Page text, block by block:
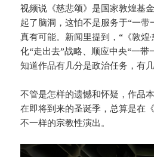
视频说《慈悲颂》是国家敦煌基
起了脑洞，这怕不是服务于“一
真有可能。新闻里提到，“《敦煌
化“走出去”战略、顺应中央“一
知道作品有几分是政治任务，有
不管是怎样的遗憾和怀疑，作品
在即将到来的圣诞季，总算是在
不一样的宗教性演出。